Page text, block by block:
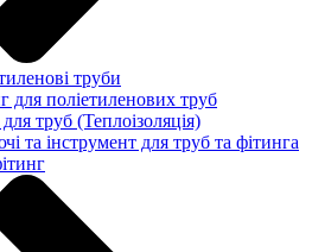
труби
для поліетиленових труб
труб (Теплоізоляція)
та інструмент для труб та фітинга